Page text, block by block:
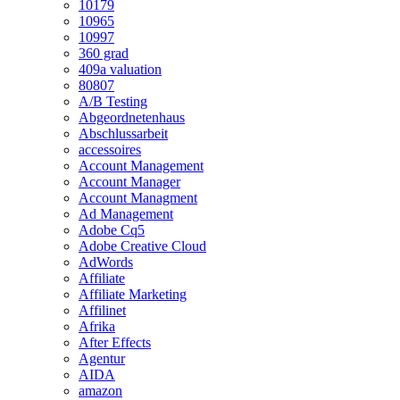
10179
10965
10997
360 grad
409a valuation
80807
A/B Testing
Abgeordnetenhaus
Abschlussarbeit
accessoires
Account Management
Account Manager
Account Managment
Ad Management
Adobe Cq5
Adobe Creative Cloud
AdWords
Affiliate
Affiliate Marketing
Affilinet
Afrika
After Effects
Agentur
AIDA
amazon